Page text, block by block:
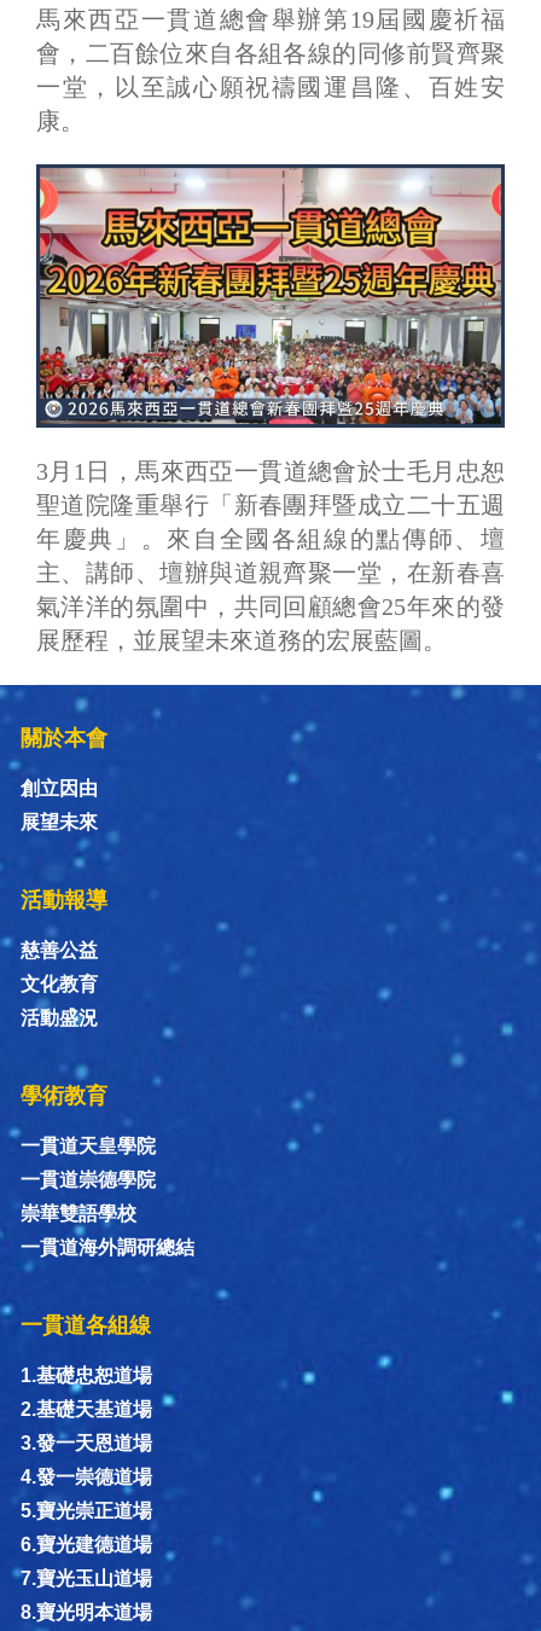
馬來西亞一貫道總會舉辦第19屆國慶祈福
會，二百餘位來自各組各線的同修前賢齊聚
一堂，以至誠心願祝禱國運昌隆、百姓安
康。
3月1日，馬來西亞一貫道總會於士毛月忠恕
聖道院隆重舉行「新春團拜暨成立二十五週
年慶典」。來自全國各組線的點傳師、壇
主、講師、壇辦與道親齊聚一堂，在新春喜
氣洋洋的氛圍中，共同回顧總會25年來的發
展歷程，並展望未來道務的宏展藍圖。
關於本會
創立因由
展望未來
活動報導
慈善公益
文化教育
活動盛況
學術教育
一貫道天皇學院
一貫道崇德學院
崇華雙語學校
一貫道海外調研總結
一貫道各組線
1.基礎忠恕道場
2.基礎天基道場
3.發一天恩道場
4.發一崇德道場
5.寶光崇正道場
6.寶光建德道場
7.寶光玉山道場
8.寶光明本道場